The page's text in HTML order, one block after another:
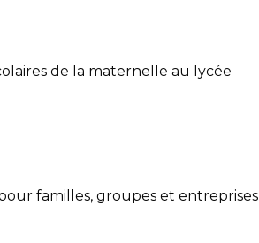
de la maternelle au lycée
familles, groupes et entreprises